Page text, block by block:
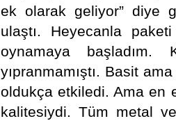
ek olarak geliyor” diye
ulaştı. Heyecanla
oynamaya başladım.
yıpranmamıştı. Basit
oldukça etkiledi. Ama en
kalitesiydi. Tüm metal